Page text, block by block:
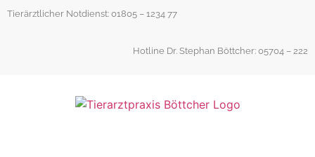
springen
Tierärztlicher Notdienst: 01805 – 1234 77
Hotline Dr. Stephan Böttcher: 05704 – 222